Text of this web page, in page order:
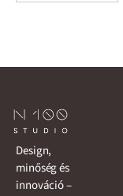
Design,
minőség és
innováció –